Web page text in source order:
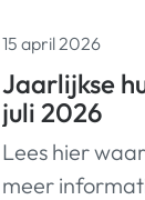
15 april 2026
Jaarlijkse
juli 2026
Lees hier
meer